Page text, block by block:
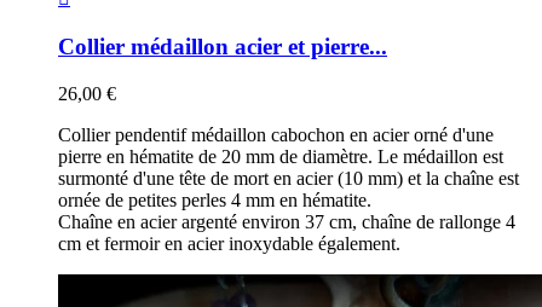
Collier médaillon acier et pierre...
26,00 €
Collier pendentif médaillon cabochon en acier orné d'une
pierre en hématite de 20 mm de diamètre. Le médaillon est
surmonté d'une tête de mort en acier (10 mm) et la chaîne est
ornée de petites perles 4 mm en hématite.
Chaîne en acier argenté environ 37 cm, chaîne de rallonge 4
cm et fermoir en acier inoxydable également.